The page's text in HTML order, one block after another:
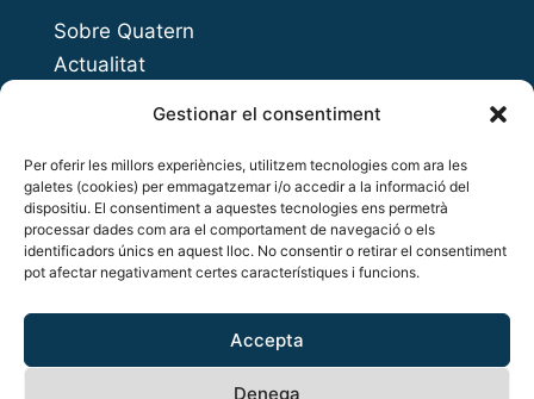
Gestionar el consentiment
Per oferir les millors experiències, utilitzem tecnologies com ara les
galetes (cookies) per emmagatzemar i/o accedir a la informació del
dispositiu. El consentiment a aquestes tecnologies ens permetrà
processar dades com ara el comportament de navegació o els
identificadors únics en aquest lloc. No consentir o retirar el consentiment
pot afectar negativament certes característiques i funcions.
Accepta
Denega
Sobre Quatern
Actualitat
Acompanyament a l’emprenedoria
Accés al finançament
Inversió privada
Networking i ecosistema
Copyright © 2026 Quatern